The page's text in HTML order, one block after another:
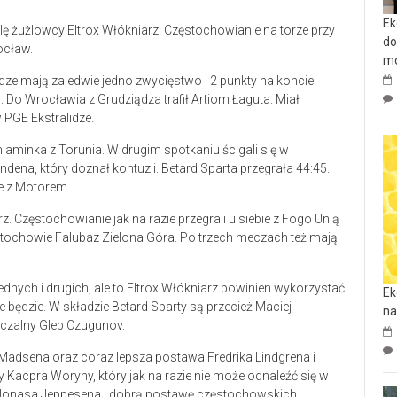
żużlowcy Eltrox Włókniarz. Częstochowianie na torze przy
mają zaledwie jedno zwycięstwo i 2 punkty na koncie.
Wrocławia z Grudziądza trafił Artiom Łaguta. Miał
Ekstralidze.
z Torunia. W drugim spotkaniu ścigali się w
który doznał kontuzji. Betard Sparta przegrała 44:45.
z Motorem.
Częstochowianie jak na razie przegrali u siebie z Fogo Unią
Falubaz Zielona Góra. Po trzech meczach też mają
i drugich, ale to Eltrox Włókniarz powinien wykorzystać
W składzie Betard Sparty są przecież Maciej
Gleb Czugunov.
oraz coraz lepsza postawa Fredrika Lindgrena i
Woryny, który jak na razie nie może odnaleźć się w